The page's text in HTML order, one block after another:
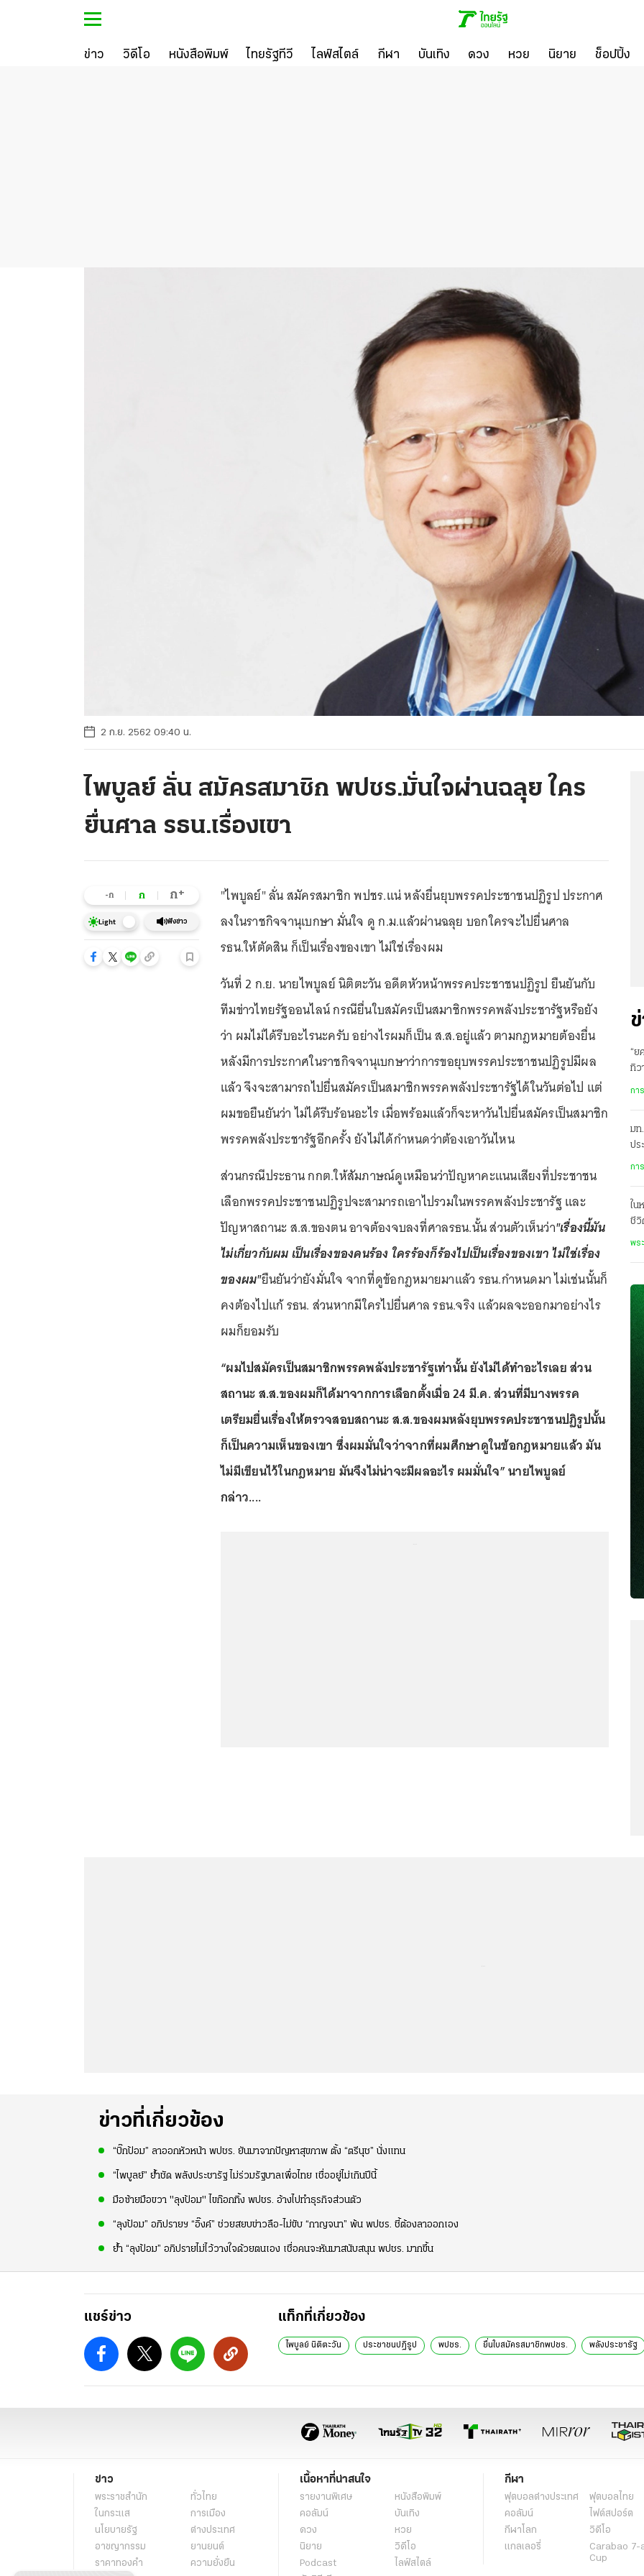
ข่าว วิดีโอ หนังสือพิมพ์ ไทยรัฐทีวี ไลฟ์สไตล์ กีฬา บันเทิง ดวง หวย นิยาย ช็อปปิ้ง
2 ก.ย. 2562 09:40 น.
ไพบูลย์ ลั่น สมัครสมาชิก พปชร.มั่นใจผ่านฉลุย ใคร
ยื่นศาล รธน.เรื่องเขา
-ก ก ก+
Light ฟังข่าว
"ไพบูลย์" ลั่น สมัครสมาชิก พปชร.แน่ หลังยื่นยุบพรรคประชาชนปฏิรูป ประกาศ
ลงในราชกิจจานุเบกษา มั่นใจ ดู ก.ม.แล้วผ่านฉลุย บอกใครจะไปยื่นศาล
รธน.ให้ตัดสิน ก็เป็นเรื่องของเขา ไม่ใช่เรื่องผม
วันที่ 2 ก.ย. นายไพบูลย์ นิติตะวัน อดีตหัวหน้าพรรคประชาชนปฏิรูป ยืนยันกับ
ทีมข่าวไทยรัฐออนไลน์ กรณียื่นใบสมัครเป็นสมาชิกพรรคพลังประชารัฐหรือยัง
ว่า ผมไม่ได้รีบอะไรนะครับ อย่างไรผมก็เป็น ส.ส.อยู่แล้ว ตามกฎหมายต้องยื่น
หลังมีการประกาศในราชกิจจานุเบกษาว่าการขอยุบพรรคประชาชนปฏิรูปมีผล
แล้ว จึงจะสามารถไปยื่นสมัครเป็นสมาชิกพรรคพลังประชารัฐได้ในวันต่อไป แต่
ผมขอยืนยันว่า ไม่ได้รีบร้อนอะไร เมื่อพร้อมแล้วก็จะหาวันไปยื่นสมัครเป็นสมาชิก
พรรคพลังประชารัฐอีกครั้ง ยังไม่ได้กำหนดว่าต้องเอาวันไหน
ส่วนกรณีประธาน กกต.ให้สัมภาษณ์ดูเหมือนว่าปัญหาคะแนนเสียงที่ประชาชน
เลือกพรรคประชาชนปฏิรูปจะสามารถเอาไปรวมในพรรคพลังประชารัฐ และ
ปัญหาสถานะ ส.ส.ของตน อาจต้องจบลงที่ศาลรธน.นั้น ส่วนตัวเห็นว่า"เรื่องนี้มัน
ไม่เกี่ยวกับผม เป็นเรื่องของคนร้อง ใครร้องก็ร้องไปเป็นเรื่องของเขา ไม่ใช่เรื่อง
ของผม"ยืนยันว่ายังมั่นใจ จากที่ดูข้อกฎหมายมาแล้ว รธน.กำหนดมา ไม่เช่นนั้นก็
คงต้องไปแก้ รธน. ส่วนหากมีใครไปยื่นศาล รธน.จริง แล้วผลจะออกมาอย่างไร
ผมก็ยอมรับ
“ผมไปสมัครเป็นสมาชิกพรรคพลังประชารัฐเท่านั้น ยังไม่ได้ทำอะไรเลย ส่วน
สถานะ ส.ส.ของผมก็ได้มาจากการเลือกตั้งเมื่อ 24 มี.ค. ส่วนที่มีบางพรรค
เตรียมยื่นเรื่องให้ตรวจสอบสถานะ ส.ส.ของผมหลังยุบพรรคประชาชนปฏิรูปนั้น
ก็เป็นความเห็นของเขา ซึ่งผมมั่นใจว่าจากที่ผมศึกษาดูในข้อกฎหมายแล้ว มัน
ไม่มีเขียนไว้ในกฎหมาย มันจึงไม่น่าจะมีผลอะไร ผมมั่นใจ” นายไพบูลย์
กล่าว....
“ย
ทิว
กา
มท
ปร
กา
ใน
ชีวิ
พร
ข่าวที่เกี่ยวข้อง
“บิ๊กป้อม” ลาออกหัวหน้า พปชร. ยันมาจากปัญหาสุขภาพ ตั้ง “ตรีนุช” นั่งแทน
“ไพบูลย์” ย้ำชัด พลังประชารัฐ ไม่ร่วมรัฐบาลเพื่อไทย เชื่ออยู่ไม่เกินปีนี้
มือซ้ายมือขวา "ลุงป้อม" ไขก๊อกทิ้ง พปชร. อ้างไปทำธุรกิจส่วนตัว
“ลุงป้อม” อภิปรายฯ “อิ๊งค์” ช่วยสยบข่าวลือ-ไม่ขับ “กาญจนา” พ้น พปชร. ชี้ต้องลาออกเอง
ย้ำ “ลุงป้อม” อภิปรายไม่ไว้วางใจด้วยตนเอง เชื่อคนจะหันมาสนับสนุน พปชร. มากขึ้น
แชร์ข่าว แท็กที่เกี่ยวข้อง
ไพบูลย์ นิติตะวัน ประชาชนปฏิรูป พปชร. ยื่นใบสมัครสมาชิกพปชร. พลังประชารัฐ
ข่าว
พระราชสำนัก
ทั่วไทย
ในกระแส
การเมือง
นโยบายรัฐ
ต่างประเทศ
อาชญากรรม
ยานยนต์
ราคาทองคำ
ความยั่งยืน
เนื้อหาที่น่าสนใจ
รายงานพิเศษ
หนังสือพิมพ์
คอลัมน์
บันเทิง
ดวง
หวย
นิยาย
วิดีโอ
Podcast
ไลฟ์สไตล์
กีฬา
ฟุตบอลต่่างประเทศ
ฟุตบอลไทย
คอลัมน์
ไฟต์สปอร์ต
กีฬาโลก
วิดีโอ
แกลเลอรี่
Carabao 7-
Cup